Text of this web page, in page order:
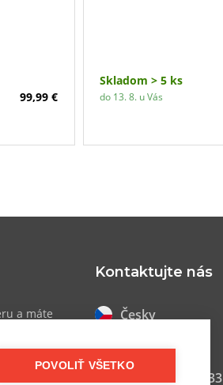
99,99 €
Skladom > 5 ks
do 13. 8. u Vás
a máte
Kontaktujte nás
Česky
Slovensky
+421 948 033 033
POVOLIŤ VŠETKO